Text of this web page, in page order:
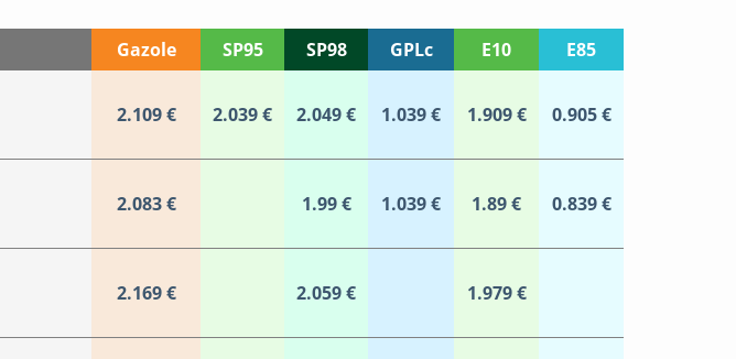
Gazole SP95 SP98 GPLc E10
E85
2.109 € 2.039 € 2.049 € 1.039 € 1.909 € 0.905 €
2.083 € 1.99 € 1.039 € 1.89 € 0.839 €
2.169 € 2.059 € 1.979 €